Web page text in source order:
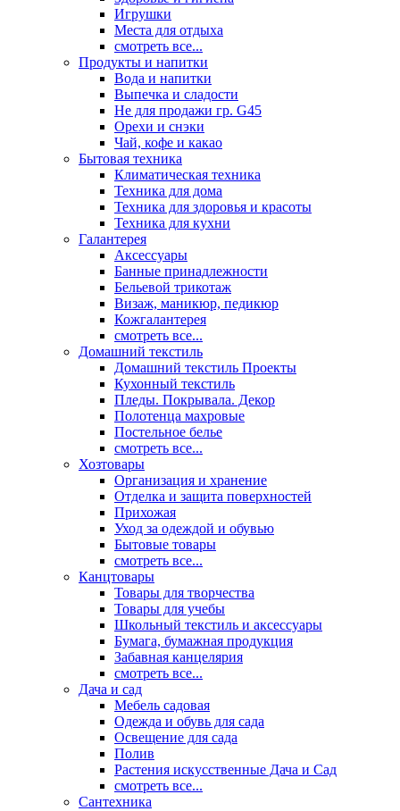
Игрушки
Места для отдыха
смотреть все...
Продукты и напитки
Вода и напитки
Выпечка и сладости
Не для продажи гр. G45
Орехи и снэки
Чай, кофе и какао
Бытовая техника
Климатическая техника
Техника для дома
Техника для здоровья и красоты
Техника для кухни
Галантерея
Аксессуары
Банные принадлежности
Бельевой трикотаж
Визаж, маникюр, педикюр
Кожгалантерея
смотреть все...
Домашний текстиль
Домашний текстиль Проекты
Кухонный текстиль
Пледы. Покрывала. Декор
Полотенца махровые
Постельное белье
смотреть все...
Хозтовары
Организация и хранение
Отделка и защита поверхностей
Прихожая
Уход за одеждой и обувью
Бытовые товары
смотреть все...
Канцтовары
Товары для творчества
Товары для учебы
Школьный текстиль и аксессуары
Бумага, бумажная продукция
Забавная канцелярия
смотреть все...
Дача и сад
Мебель садовая
Одежда и обувь для сада
Освещение для сада
Полив
Растения искусственные Дача и Сад
смотреть все...
Сантехника